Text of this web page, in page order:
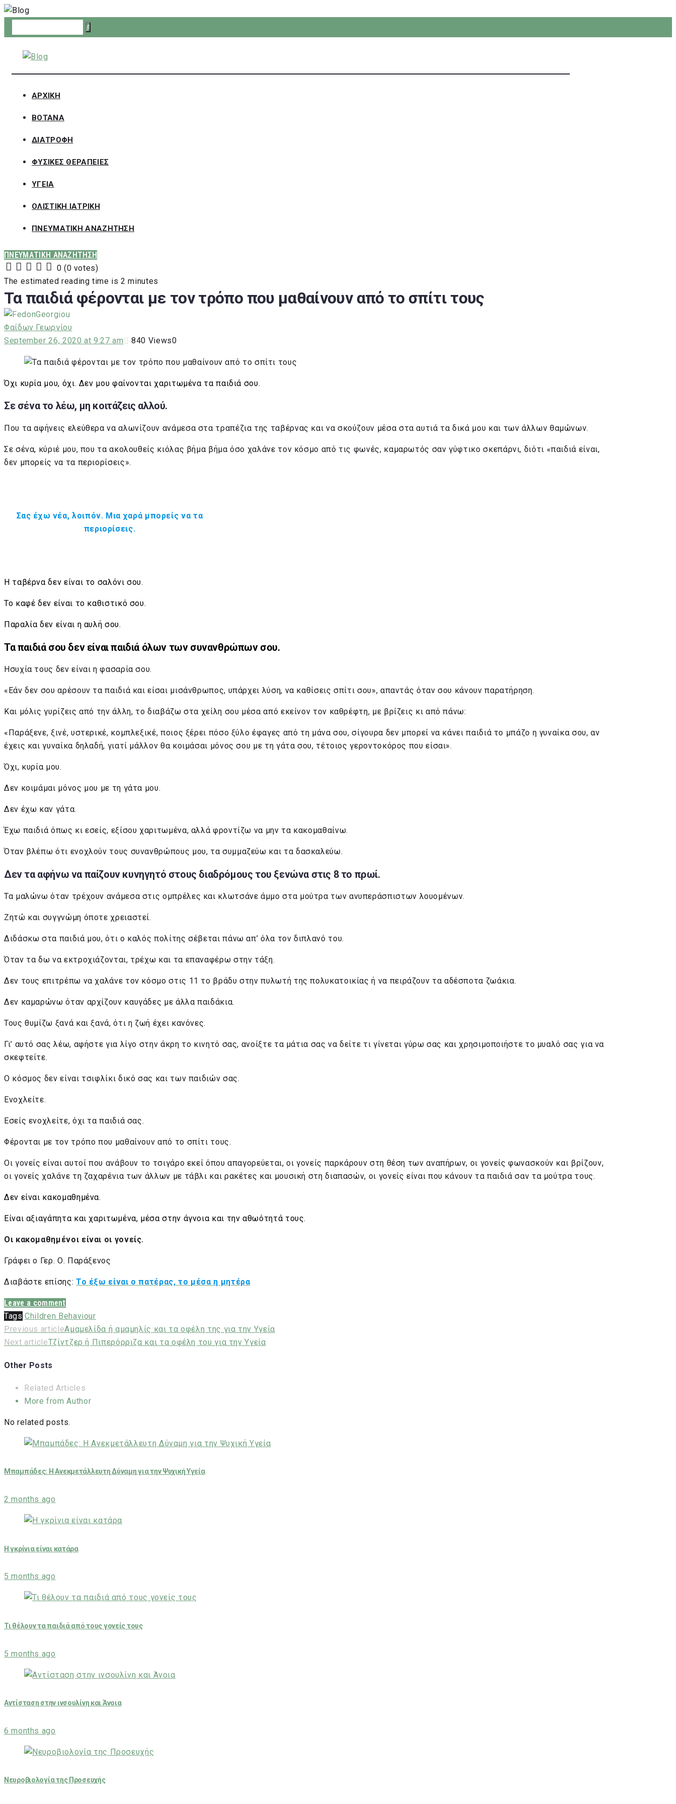
Skip
to
content
ΑΡΧΙΚΗ
ΒΟΤΑΝΑ
ΔΙΑΤΡΟΦΗ
ΦΥΣΙΚΕΣ ΘΕΡΑΠΕΙΕΣ
ΥΓΕΙΑ
ΟΛΙΣΤΙΚΗ ΙΑΤΡΙΚΗ
ΠΝΕΥΜΑΤΙΚΗ ΑΝΑΖΗΤΗΣΗ
ΠΝΕΥΜΑΤΙΚΗ ΑΝΑΖΗΤΗΣΗ
5
4
3
2
1
0 (0 votes)
The estimated reading time is 2 minutes
Τα παιδιά φέρονται με τον τρόπο που μαθαίνουν από το σπίτι τους
Φαίδων Γεωργίου
September 26, 2020 at 9:27 am
840 Views0
Όχι κυρία μου, όχι. Δεν μου φαίνονται χαριτωμένα τα παιδιά σου.
Σε σένα το λέω, μη κοιτάζεις αλλού.
Που τα αφήνεις ελεύθερα να αλωνίζουν ανάμεσα στα τραπέζια της ταβέρνας και να σκούζουν μέσα στα αυτιά τα δικά μου και των άλλων θαμώνων.
Σε σένα, κύριέ μου, που τα ακολουθείς κιόλας βήμα βήμα όσο χαλάνε τον κόσμο από τις φωνές, καμαρωτός σαν γύφτικο σκεπάρνι, διότι «παιδιά είναι,
δεν μπορείς να τα περιορίσεις».
Σας έχω νέα, λοιπόν. Μια χαρά μπορείς να τα
περιορίσεις.
Η ταβέρνα δεν είναι το σαλόνι σου.
Το καφέ δεν είναι το καθιστικό σου.
Παραλία δεν είναι η αυλή σου.
Τα παιδιά σου δεν είναι παιδιά όλων των συνανθρώπων σου.
Ησυχία τους δεν είναι η φασαρία σου.
«Εάν δεν σου αρέσουν τα παιδιά και είσαι μισάνθρωπος, υπάρχει λύση, να καθίσεις σπίτι σου», απαντάς όταν σου κάνουν παρατήρηση.
Και μόλις γυρίζεις από την άλλη, το διαβάζω στα χείλη σου μέσα από εκείνον τον καθρέφτη, με βρίζεις κι από πάνω:
«Παράξενε, ξινέ, υστερικέ, κομπλεξικέ, ποιος ξέρει πόσο ξύλο έφαγες από τη μάνα σου, σίγουρα δεν μπορεί να κάνει παιδιά το μπάζο η γυναίκα σου, αν
έχεις και γυναίκα δηλαδή, γιατί μάλλον θα κοιμάσαι μόνος σου με τη γάτα σου, τέτοιος γεροντοκόρος που είσαι».
Όχι, κυρία μου.
Δεν κοιμάμαι μόνος μου με τη γάτα μου.
Δεν έχω καν γάτα.
Έχω παιδιά όπως κι εσείς, εξίσου χαριτωμένα, αλλά φροντίζω να μην τα κακομαθαίνω.
Όταν βλέπω ότι ενοχλούν τους συνανθρώπους μου, τα συμμαζεύω και τα δασκαλεύω.
Δεν τα αφήνω να παίζουν κυνηγητό στους διαδρόμους του ξενώνα στις 8 το πρωί.
Τα μαλώνω όταν τρέχουν ανάμεσα στις ομπρέλες και κλωτσάνε άμμο στα μούτρα των ανυπεράσπιστων λουομένων.
Ζητώ και συγγνώμη όποτε χρειαστεί.
Διδάσκω στα παιδιά μου, ότι ο καλός πολίτης σέβεται πάνω απ’ όλα τον διπλανό του.
Όταν τα δω να εκτροχιάζονται, τρέχω και τα επαναφέρω στην τάξη.
Δεν τους επιτρέπω να χαλάνε τον κόσμο στις 11 το βράδυ στην πυλωτή της πολυκατοικίας ή να πειράζουν τα αδέσποτα ζωάκια.
Δεν καμαρώνω όταν αρχίζουν καυγάδες με άλλα παιδάκια.
Τους θυμίζω ξανά και ξανά, ότι η ζωή έχει κανόνες.
Γι’ αυτό σας λέω, αφήστε για λίγο στην άκρη το κινητό σας, ανοίξτε τα μάτια σας να δείτε τι γίνεται γύρω σας και χρησιμοποιήστε το μυαλό σας για να
σκεφτείτε.
Ο κόσμος δεν είναι τσιφλίκι δικό σας και των παιδιών σας.
Ενοχλείτε.
Εσείς ενοχλείτε, όχι τα παιδιά σας.
Φέρονται με τον τρόπο που μαθαίνουν από το σπίτι τους.
Οι γονείς είναι αυτοί που ανάβουν το τσιγάρο εκεί όπου απαγορεύεται, οι γονείς παρκάρουν στη θέση των αναπήρων, οι γονείς φωνασκούν και βρίζουν,
οι γονείς χαλάνε τη ζαχαρένια των άλλων με τάβλι και ρακέτες και μουσική στη διαπασών, οι γονείς είναι που κάνουν τα παιδιά σαν τα μούτρα τους.
Δεν είναι κακομαθημένα.
Είναι αξιαγάπητα και χαριτωμένα, μέσα στην άγνοια και την αθωότητά τους.
Οι κακομαθημένοι είναι οι γονείς.
Γράφει ο Γερ. Ο. Παράξενος
Διαβάστε επίσης: Το έξω είναι ο πατέρας, το μέσα η μητέρα
Leave a comment
Tags Children Behaviour
Post
navigation
Previous articleΑμαμελίδα ή αμαμηλίς και τα οφέλη της για την Υγεία
Next articleΤζίντζερ ή Πιπερόρριζα και τα οφέλη του για την Υγεία
Other Posts
Related Articles
More from Author
No related posts.
Μπαμπάδες: Η Ανεκμετάλλευτη Δύναμη για την Ψυχική Υγεία
2 months ago
Η γκρίνια είναι κατάρα
5 months ago
Τι θέλουν τα παιδιά από τους γονείς τους
5 months ago
Αντίσταση στην ινσουλίνη και Άνοια
6 months ago
Νευροβιολογία της Προσευχής